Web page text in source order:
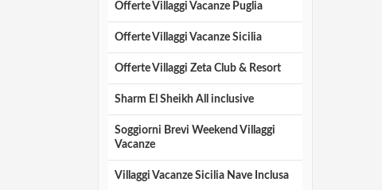
Offerte Villaggi Vacanze Puglia
Offerte Villaggi Vacanze Sicilia
Offerte Villaggi Zeta Club & Resort
Sharm El Sheikh All inclusive
Soggiorni Brevi Weekend Villaggi
Vacanze
Villaggi Vacanze Sicilia Nave Inclusa